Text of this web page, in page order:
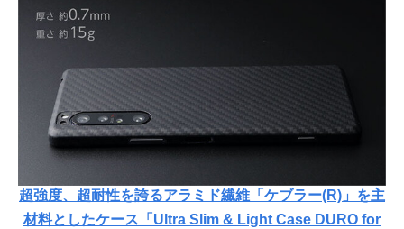
超強度、超耐性を誇るアラミド繊維「ケブラー(R)」を主
材料としたケース「Ultra Slim & Light Case DURO for